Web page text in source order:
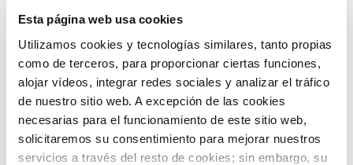
Esta página web usa cookies
Utilizamos cookies y tecnologías similares, tanto propias
como de terceros, para proporcionar ciertas funciones,
alojar vídeos, integrar redes sociales y analizar el tráfico
de nuestro sitio web. A excepción de las cookies
necesarias para el funcionamiento de este sitio web,
solicitaremos su consentimiento para mejorar nuestros
servicios a través del resto de cookies; sin embargo, su
8
15 16 17 18 19 20
25
29 30 31 1 2 3 4